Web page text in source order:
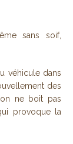
sans soif,
véhicule dans
des
on ne boit pas
provoque la